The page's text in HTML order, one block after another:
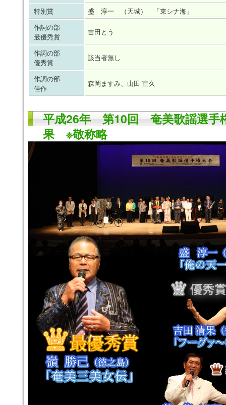
特別賞
盛 淳一 （天城） 「東シナ海」
作詞の部
最優秀賞
吉田とう
作詞の部
優秀賞
該当者無し
作詞の部
佳作
森岡ますみ、山田 宣久
平成26年 第10回 奄美歌謡選手
果 ※敬称略